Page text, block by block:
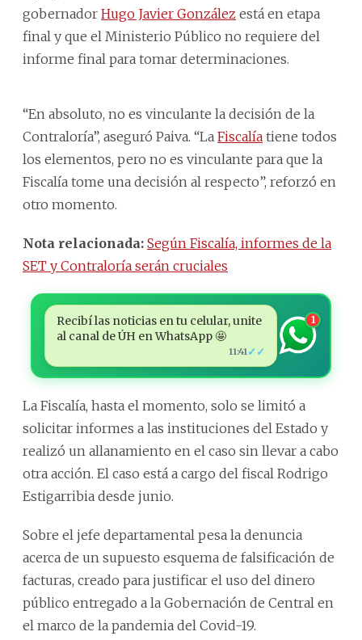
gobernador Hugo Javier González está en etapa
final y que el Ministerio Público no requiere del
informe final para tomar determinaciones.
“En absoluto, no es vinculante la decisión de la
Contraloría”, aseguró Paiva. “La Fiscalía tiene todos
los elementos, pero no es vinculante para que la
Fiscalía tome una decisión al respecto”, reforzó en
otro momento.
Nota relacionada: Según Fiscalía, informes de la
SET y Contraloría serán cruciales
Recibí las noticias en tu celular, unite
al canal de ÚH en WhatsApp 🤩
11:41 ✓✓
1
La Fiscalía, hasta el momento, solo se limitó a
solicitar informes a las instituciones del Estado y
realizó un allanamiento en el caso sin llevar a cabo
otra acción. El caso está a cargo del fiscal Rodrigo
Estigarribia desde junio.
Sobre el jefe departamental pesa la denuncia
acerca de un supuesto esquema de falsificación de
facturas, creado para justificar el uso del dinero
público entregado a la Gobernación de Central en
el marco de la pandemia del Covid-19.